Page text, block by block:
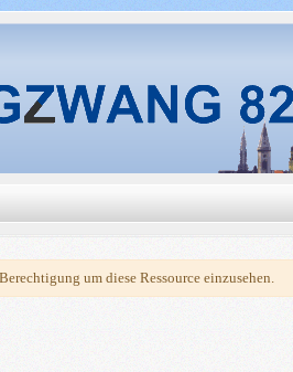
um diese Ressource einzusehen.